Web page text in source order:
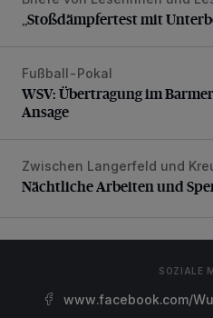
„Stoßdämpfertest mit
WSV: Übertragung im
Fußball-Pokal
WSV: Übertragung im
Ansage
Nächtliche Arbeiten und
Zwischen Langerfeld und
Nächtliche Arbeiten und
SOZIALE
www.facebook.com/